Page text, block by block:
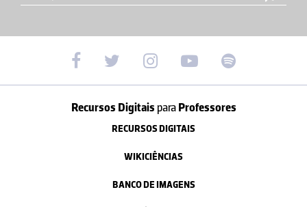
Recursos Digitais paraProfessores
RECURSOS DIGITAIS
WIKICIÊNCIAS
BANCO DE IMAGENS